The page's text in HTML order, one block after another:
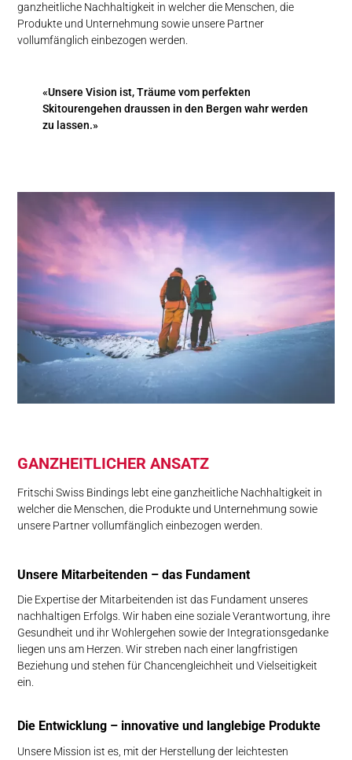
ganzheitliche Nachhaltigkeit in welcher die Menschen, die
Produkte und Unternehmung sowie unsere Partner
vollumfänglich einbezogen werden.
«Unsere Vision ist, Träume vom perfekten
Skitourengehen draussen in den Bergen wahr werden
zu lassen.»
GANZ­HEIT­LI­CHER ANSATZ
Fritschi Swiss Bindings lebt eine ganzheitliche Nachhaltigkeit in
welcher die Menschen, die Produkte und Unternehmung sowie
unsere Partner vollumfänglich einbezogen werden.
Unsere Mit­arbei­tenden – das Fun­da­ment
Die Expertise der Mitarbeitenden ist das Fundament unseres
nachhaltigen Erfolgs. Wir haben eine soziale Verantwortung, ihre
Gesundheit und ihr Wohlergehen sowie der Integrationsgedanke
liegen uns am Herzen. Wir streben nach einer langfristigen
Beziehung und stehen für Chancengleichheit und Vielseitigkeit
ein.
Die Ent­wick­lung – in­no­va­tive und lang­le­bi­ge Pro­duk­te
Unsere Mission ist es, mit der Herstellung der leichtesten